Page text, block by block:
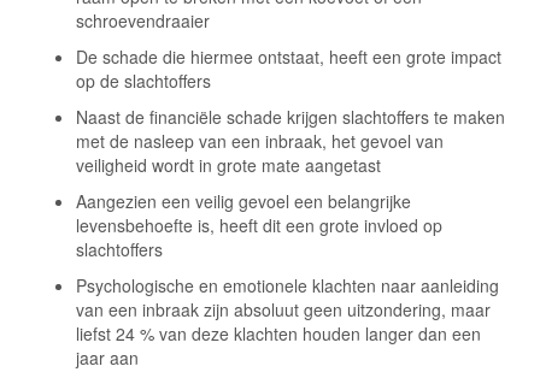
schroevendraaier
De schade die hiermee ontstaat, heeft een grote impact
op de slachtoffers
Naast de financiële schade krijgen slachtoffers te maken
met de nasleep van een inbraak, het gevoel van
veiligheid wordt in grote mate aangetast
Aangezien een veilig gevoel een belangrijke
levensbehoefte is, heeft dit een grote invloed op
slachtoffers
Psychologische en emotionele klachten naar aanleiding
van een inbraak zijn absoluut geen uitzondering, maar
liefst 24 % van deze klachten houden langer dan een
jaar aan